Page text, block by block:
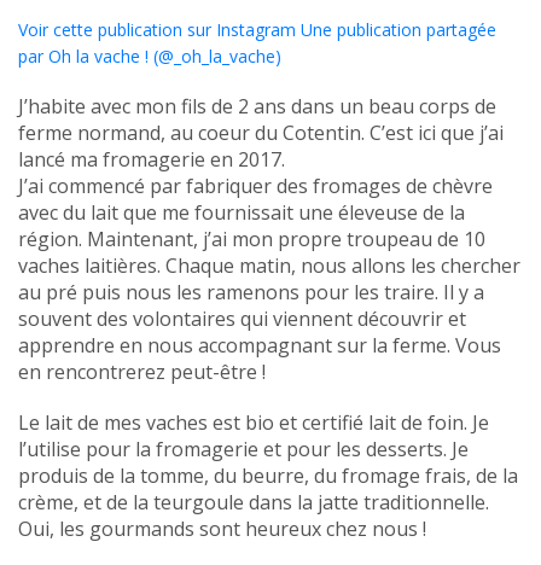
Voir cette publication sur Instagram Une publication partagée
par Oh la vache ! (@_oh_la_vache)
J’habite avec mon fils de 2 ans dans un beau corps de
ferme normand, au coeur du Cotentin. C’est ici que j’ai
lancé ma fromagerie en 2017.
J’ai commencé par fabriquer des fromages de chèvre
avec du lait que me fournissait une éleveuse de la
région. Maintenant, j’ai mon propre troupeau de 10
vaches laitières. Chaque matin, nous allons les chercher
au pré puis nous les ramenons pour les traire. Il y a
souvent des volontaires qui viennent découvrir et
apprendre en nous accompagnant sur la ferme. Vous
en rencontrerez peut-être !
Le lait de mes vaches est bio et certifié lait de foin. Je
l’utilise pour la fromagerie et pour les desserts. Je
produis de la tomme, du beurre, du fromage frais, de la
crème, et de la teurgoule dans la jatte traditionnelle.
Oui, les gourmands sont heureux chez nous !